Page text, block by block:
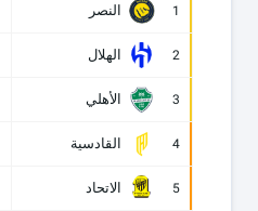
1 النصر
2 الهلال
3 الأهلي
4 القادسية
5 الاتحاد